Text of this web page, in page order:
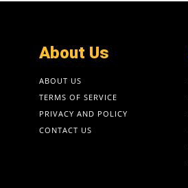
About Us
ABOUT US
TERMS OF SERVICE
PRIVACY AND POLICY
CONTACT US